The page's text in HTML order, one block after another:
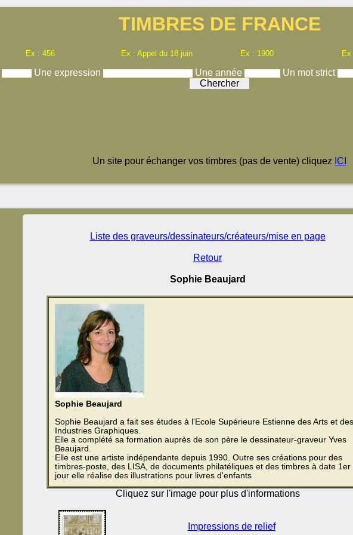
TIMBRES DE FRANCE
Ex : 456 Ex : Appel du 18 juin Ex : 1900
Une expression Une année Un mot strict
Un site pour échanger vos timbres (pas de vente) cliquez ICI
Liste des graveurs/dessinateurs/créateurs/mise en page
Retour
Sophie Beaujard
Sophie Beaujard
Sophie Beaujard a fait ses études à l'Ecole Supérieure Estienne des Arts et des
Industries Graphiques.
Elle a complété sa formation auprès de son père le dessinateur-graveur Yves
Beaujard.
Elle est une artiste indépendante depuis 1990. Outre ses créations pour des
timbres-poste, des LISA, de documents philatéliques et des timbres à date 1er
jour elle réalise des illustrations pour livres d'enfants
Cliquez sur l'image pour plus d'informations
Impressions de relief